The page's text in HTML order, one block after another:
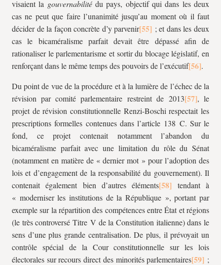
visaient la gouvernabilitédu pays, objectif qui dans les deux
cas ne peut que faire l’unanimité jusqu’au moment où il faut
décider de la façon concrète d’y parvenir
; et dans les deux
cas le bicaméralisme parfait devait être dépassé afin de
rationaliser le parlementarisme et sortir du blocage législatif, en
renforçant dans le même temps des pouvoirs de l’exécutif
.
Du point de vue de la procédure et à la lumière de l’échec de la
révision par comité parlementaire restreint de 2013
, le
projet de révision constitutionnelle Renzi-Boschi respectait les
prescriptions formelles contenues dans l’article 138 C. Sur le
fond, ce projet contenait notamment l’abandon du
bicaméralisme parfait avec une limitation du rôle du Sénat
(notamment en matière de « dernier mot » pour l’adoption des
lois et d’engagement de la responsabilité du gouvernement). Il
contenait également bien d’autres éléments
tendant à
« moderniser les institutions de la République », portant par
exemple sur la répartition des compétences entre État et régions
(le très controversé Titre V de la Constitution italienne) dans le
sens d’une plus grande centralisation. De plus, il prévoyait un
contrôle spécial de la Cour constitutionnelle sur les lois
électorales sur recours direct des minorités parlementaires
;